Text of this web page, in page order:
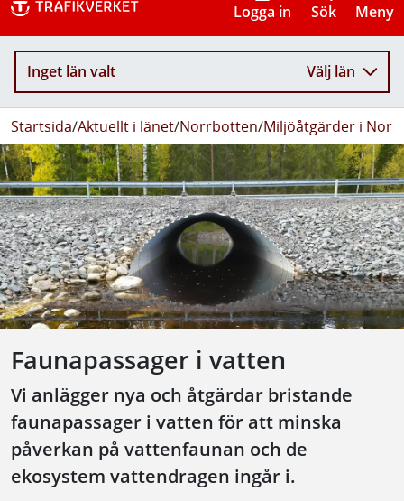
Logga in Sök Meny
Inget län valt Välj län
Startsida/Aktuellt i länet/Norrbotten/Miljöåtgärder i
Faunapassager i vatten
Vi anlägger nya och åtgärdar bristande
faunapassager i vatten för att minska
påverkan på vattenfaunan och de
ekosystem vattendragen ingår i.